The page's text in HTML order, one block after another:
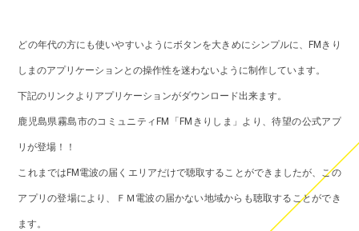
どの年代の方にも使いやすいようにボタンを大きめにシンプルに、FMきり
しまのアプリケーションとの操作性を迷わないように制作しています。
下記のリンクよりアプリケーションがダウンロード出来ます。
鹿児島県霧島市のコミュニティFM「FMきりしま」より、待望の公式アプ
リが登場！！
これまではFM電波の届くエリアだけで聴取することができましたが、この
アプリの登場により、ＦＭ電波の届かない地域からも聴取することができ
ます。